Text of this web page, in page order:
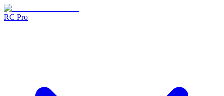
RC Pro